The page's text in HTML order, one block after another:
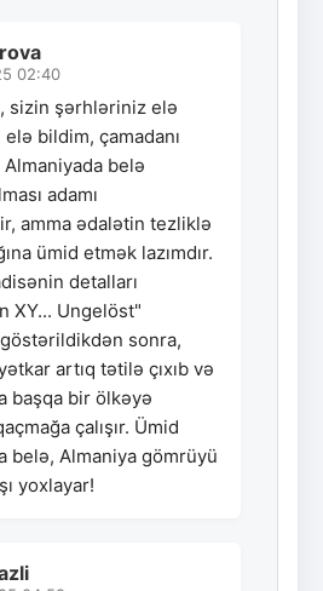
02:40
sizin şərhləriniz elə
bildim, çamadanı
Almaniyada belə
adamı
amma ədalətin tezliklə
ümid etmək lazımdır.
detalları
XY... Ungelöst"
sonra,
artıq tətilə çıxıb və
başqa bir ölkəyə
çalışır. Ümid
belə, Almaniya gömrüyü
yoxlayar!